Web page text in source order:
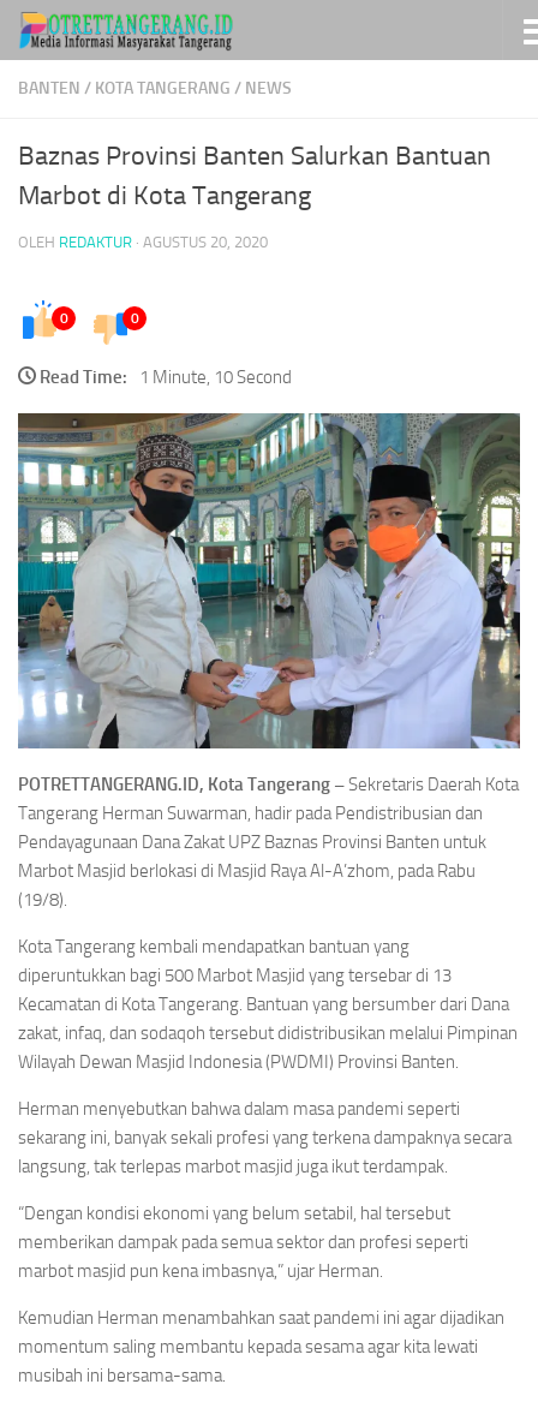
Skip to content
BANTEN / KOTA TANGERANG / NEWS
Baznas Provinsi Banten Salurkan Bantuan
Marbot di Kota Tangerang
OLEH REDAKTUR · AGUSTUS 20, 2020
0 0
Read Time: 1 Minute, 10 Second
POTRETTANGERANG.ID, Kota Tangerang –Sekretaris Daerah Kota
Tangerang Herman Suwarman, hadir pada Pendistribusian dan
Pendayagunaan Dana Zakat UPZ Baznas Provinsi Banten untuk
Marbot Masjid berlokasi di Masjid Raya Al-A’zhom, pada Rabu
(19/8).
Kota Tangerang kembali mendapatkan bantuan yang
diperuntukkan bagi 500 Marbot Masjid yang tersebar di 13
Kecamatan di Kota Tangerang. Bantuan yang bersumber dari Dana
zakat, infaq, dan sodaqoh tersebut didistribusikan melalui Pimpinan
Wilayah Dewan Masjid Indonesia (PWDMI) Provinsi Banten.
Herman menyebutkan bahwa dalam masa pandemi seperti
sekarang ini, banyak sekali profesi yang terkena dampaknya secara
langsung, tak terlepas marbot masjid juga ikut terdampak.
“Dengan kondisi ekonomi yang belum setabil, hal tersebut
memberikan dampak pada semua sektor dan profesi seperti
marbot masjid pun kena imbasnya,” ujar Herman.
Kemudian Herman menambahkan saat pandemi ini agar dijadikan
momentum saling membantu kepada sesama agar kita lewati
musibah ini bersama-sama.